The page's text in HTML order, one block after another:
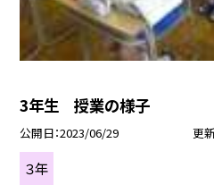
3年生 授業の様子
公開日 2023/06/29 更
３年